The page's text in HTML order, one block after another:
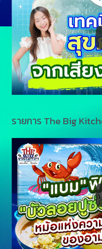
รายการ The Big